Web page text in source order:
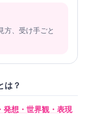
方、受け手ごと
は？
発想・世界観・表現